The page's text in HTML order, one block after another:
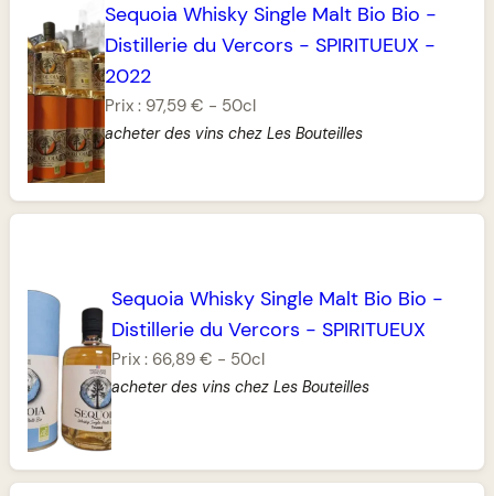
Sequoia Whisky Single Malt Bio Bio -
Distillerie du Vercors -SPIRITUEUX -
2022
Prix : 97,59 € - 50cl
acheter des vins chez Les Bouteilles
Sequoia Whisky Single Malt Bio Bio -
Distillerie du Vercors -SPIRITUEUX
Prix : 66,89 € - 50cl
acheter des vins chez Les Bouteilles